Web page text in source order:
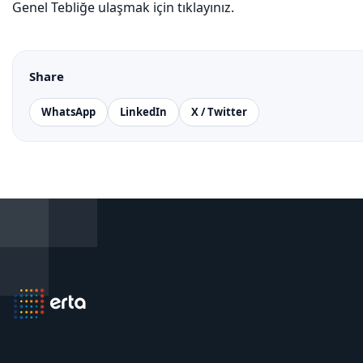
Genel Tebliğe ulaşmak için tıklayınız.
Share
WhatsApp LinkedIn X / Twitter